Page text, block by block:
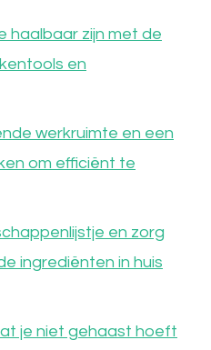
haalbaar zijn met de
en
werkruimte en een
om efficiënt te
en zorg
ingrediënten in huis
je niet gehaast hoeft